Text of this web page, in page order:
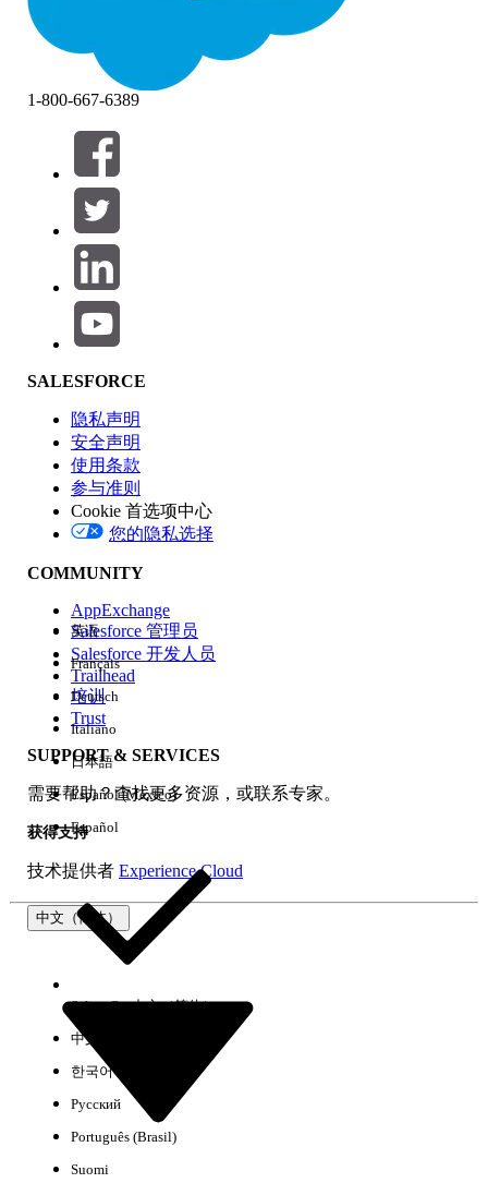
筛选器 (0)
选择筛选器
产品区域
功能影响
版本
体验
以下是一些搜索提示
1-800-667-6389
SALESFORCE
隐私声明
安全声明
使用条款
参与准则
Cookie 首选项中心
您的隐私选择
COMMUNITY
AppExchange
Salesforce 管理员
Salesforce 开发人员
Trailhead
培训
Trust
SUPPORT & SERVICES
需要帮助？查找更多资源，或联系专家。
获得支持
技术提供者 Experience Cloud
中文（简体）
英语
Français
Deutsch
Italiano
日本語
Español (México)
Español
Select Org中文（简体）
中文（繁体）
한국어
Русский
Português (Brasil)
Suomi